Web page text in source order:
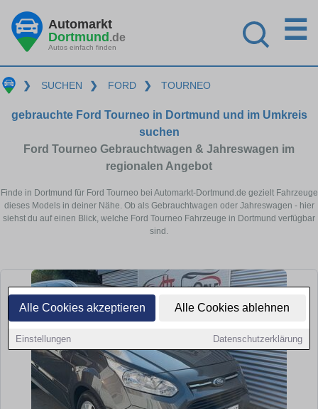
Alle Cookies akzeptieren Alle Cookies ablehnen
Einstellungen Datenschutzerklärung
Automarkt
Dortmund.de
Autos einfach finden
☰
❯ SUCHEN ❯ FORD ❯ TOURNEO
gebrauchte Ford Tourneo in Dortmund und im Umkreis
suchen
Ford Tourneo Gebrauchtwagen & Jahreswagen im
regionalen Angebot
Finde in Dortmund für Ford Tourneo bei Automarkt-Dortmund.de gezielt Fahrzeuge
dieses Models in deiner Nähe. Ob als Gebrauchtwagen oder Jahreswagen - hier
siehst du auf einen Blick, welche Ford Tourneo Fahrzeuge in Dortmund verfügbar
sind.